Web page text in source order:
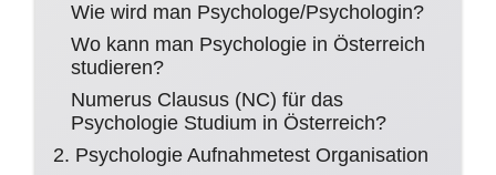
Wie wird man Psychologe/Psychologin?
Wo kann man Psychologie in Österreich
studieren?
Numerus Clausus (NC) für das
Psychologie Studium in Österreich?
2. Psychologie Aufnahmetest Organisation